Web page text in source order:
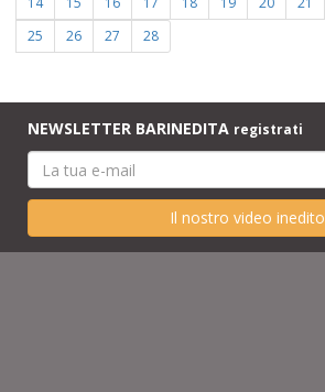
25
26 27 28
NEWSLETTER BARINEDITA registrati
Il nostro video inedito